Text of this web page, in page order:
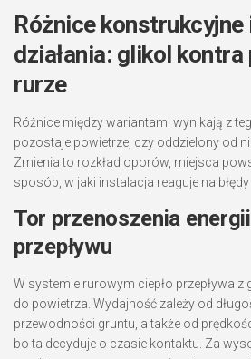
Różnice konstrukcyjne
działania: glikol
rurze
Różnice między wariantami wynikają z
pozostaje powietrze, czy oddzielony od
Zmienia to rozkład oporów, miejsca
sposób, w jaki instalacja reaguje na
Tor przenoszenia
przepływu
W systemie rurowym ciepło przepływa z
do powietrza. Wydajność zależy od
przewodności gruntu, a także od
bo ta decyduje o czasie kontaktu. Za